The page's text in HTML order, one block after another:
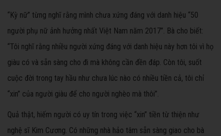
“Kỳ nữ” từng nghĩ rằng mình chưa xứng đáng với danh hiệu “50
người phụ nữ ảnh hưởng nhất Việt Nam năm 2017”. Bà cho biết:
“Tôi nghĩ rằng nhiều người xứng đáng với danh hiệu này hơn tôi vì họ
giàu có và sẵn sàng cho đi mà không cần đền đáp. Còn tôi, suốt
cuộc đời trong tay hầu như chưa lúc nào có nhiều tiền cả, tôi chỉ
“xin” của người giàu để cho người nghèo mà thôi”.
Quả thật, hiếm người có uy tín trong việc “xin” tiền từ thiện như
nghệ sĩ Kim Cương. Có những nhà hảo tâm sẵn sàng giao cho bà